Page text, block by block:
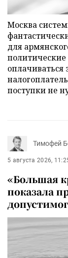
Москва
для
политические
оплачиваться
поступки не
Тимофей
5 августа 2026,
«Большая
показала